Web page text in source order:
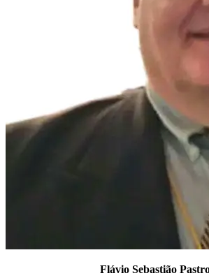
Flávio Sebastião